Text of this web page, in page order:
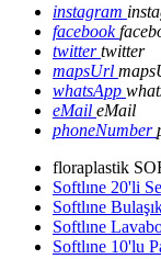
instagram
facebook
twittertwitter
mapsUrl
whatsApp
eMail eMail
phoneNumber
floraplastik
Softlıne 20'li
Softlıne
Softlıne
Softlıne 10'lu